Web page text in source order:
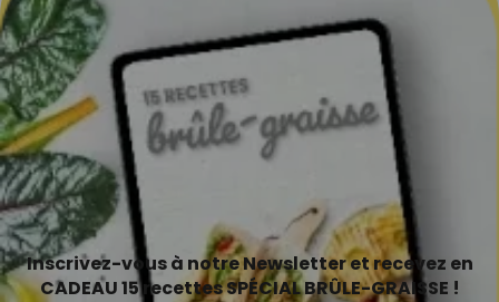
Inscrivez-vous à notre Newsletter et recevez en
CADEAU 15 recettes SPÉCIAL BRÛLE-GRAISSE !